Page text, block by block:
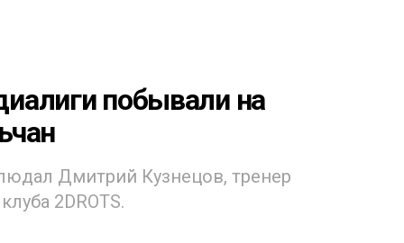
побывали на
Дмитрий Кузнецов, тренер
2DROTS.